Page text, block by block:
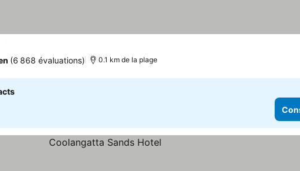
(6 868 évaluations) 0.1 km de la plage